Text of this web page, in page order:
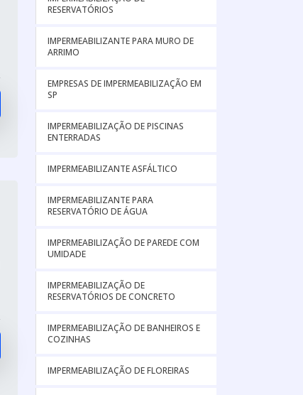
RESERVATÓRIOS
IMPERMEABILIZANTE PARA MURO DE
ARRIMO
EMPRESAS DE IMPERMEABILIZAÇÃO EM
SP
IMPERMEABILIZAÇÃO DE PISCINAS
ENTERRADAS
IMPERMEABILIZANTE ASFÁLTICO
IMPERMEABILIZANTE PARA
RESERVATÓRIO DE ÁGUA
IMPERMEABILIZAÇÃO DE PAREDE COM
UMIDADE
IMPERMEABILIZAÇÃO DE
RESERVATÓRIOS DE CONCRETO
IMPERMEABILIZAÇÃO DE BANHEIROS E
COZINHAS
IMPERMEABILIZAÇÃO DE FLOREIRAS